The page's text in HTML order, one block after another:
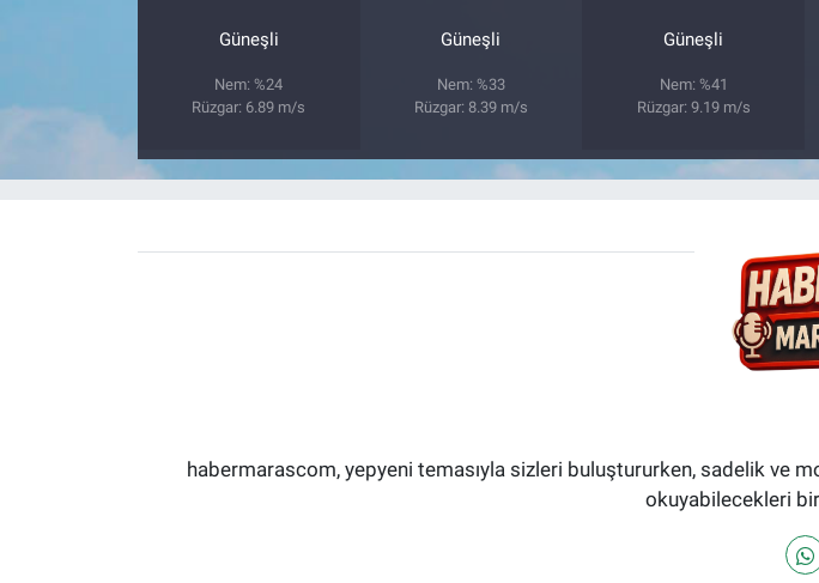
Güneşli
Nem: %24
Rüzgar: 6.89 m/s
Güneşli
Nem: %33
Rüzgar: 8.39 m/s
Güneşli
Nem: %41
Rüzgar: 9.19 m/s
habermarascom, yepyeni temasıyla sizleri buluştururken, sadelik ve
okuyabilecekleri